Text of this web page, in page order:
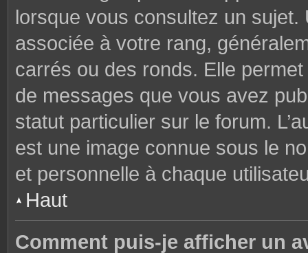
lorsque vous consultez un sujet.
associée à votre rang,
carrés ou des ronds. Elle
de messages que vous avez
statut particulier sur le forum.
est une image connue sous le
et personnelle à chaque
Haut
Comment puis-je afficher un